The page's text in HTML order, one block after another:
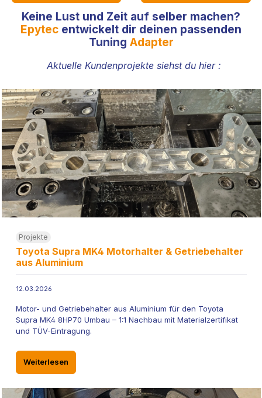
Keine Lust und Zeit auf selber machen?
Epytec entwickelt dir deinen passenden
Tuning Adapter
Aktuelle Kundenprojekte siehst du hier :
Projekte
Toyota Supra MK4 Motorhalter & Getriebehalter
aus Aluminium
12.03.2026
Motor- und Getriebehalter aus Aluminium für den Toyota
Supra MK4 8HP70 Umbau – 1:1 Nachbau mit Materialzertifikat
und TÜV-Eintragung.
Weiterlesen